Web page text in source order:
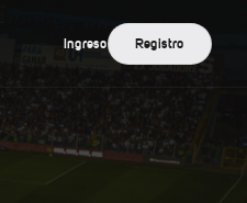
Ingreso Registro